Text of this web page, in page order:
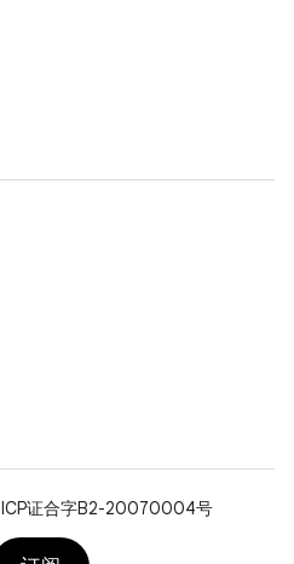
ICP证合字B2-20070004号